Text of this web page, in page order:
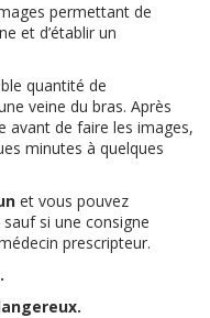
permettant de
et d’établir un
quantité de
veine du bras. Après
avant de faire les images,
minutes à quelques
et vous pouvez
si une consigne
prescripteur.